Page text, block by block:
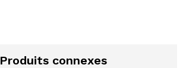
Produits connexes